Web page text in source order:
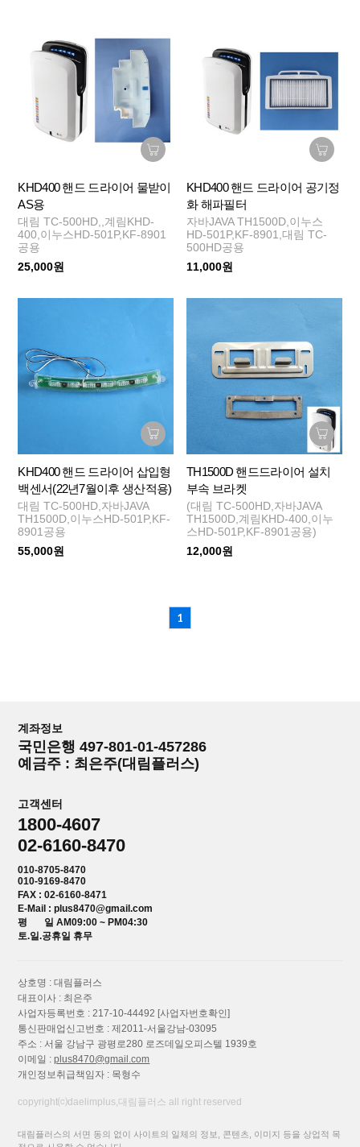
KHD400 핸드 드라이어 물받이
AS용
대림 TC-500HD,,계림KHD-
400,이누스HD-501P,KF-8901
공용
25,000원
KHD400 핸드 드라이어 공기정
화 해파필터
자바JAVA TH1500D,이누스
HD-501P,KF-8901,대림 TC-
500HD공용
11,000원
KHD400 핸드 드라이어 삽입형
백센서(22년7월이후 생산적용)
대림 TC-500HD,자바JAVA
TH1500D,이누스HD-501P,KF-
8901공용
55,000원
TH1500D 핸드드라이어 설치
부속 브라켓
(대림 TC-500HD,자바JAVA
TH1500D,계림KHD-400,이누
스HD-501P,KF-8901공용)
12,000원
1
계좌정보
국민은행 497-801-01-457286
예금주 : 최은주(대림플러스)
고객센터
1800-4607
02-6160-8470
010-8705-8470
010-9169-8470
FAX : 02-6160-8471
E-Mail : plus8470@gmail.com
평 일 AM09:00 ~ PM04:30
토.일.공휴일 휴무
상호명 : 대림플러스
대표이사 : 최은주
사업자등록번호 : 217-10-44492 [사업자번호확인]
통신판매업신고번호 : 제2011-서울강남-03095
주소 : 서울 강남구 광평로280 로즈데일오피스텔 1939호
이메일 :plus8470@gmail.com
개인정보취급책임자 : 목형수
copyright⒞daelimplus,대림플러스 all right reserved
대림플러스의 서면 동의 없이 사이트의 일체의 정보, 콘텐츠, 이미지 등을 상업적 목